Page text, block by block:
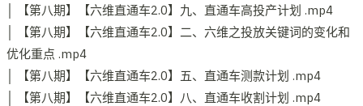
│ 【第八期】【六维直通车2.0】九、直通车高投产计划 .mp4
│ 【第八期】【六维直通车2.0】二、六维之投放关键词的变化和
优化重点 .mp4
│ 【第八期】【六维直通车2.0】五、直通车测款计划 .mp4
│ 【第八期】【六维直通车2.0】八、直通车收割计划 .mp4